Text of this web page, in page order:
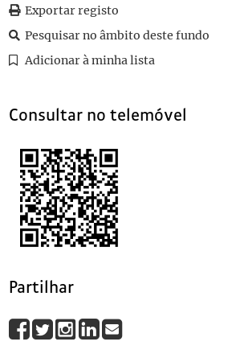
110
1861 - Vinho generoso da região do
Exportar registo
Pesquisar no âmbito deste fundo
Adicionar à minha lista
Consultar no telemóvel
Partilhar